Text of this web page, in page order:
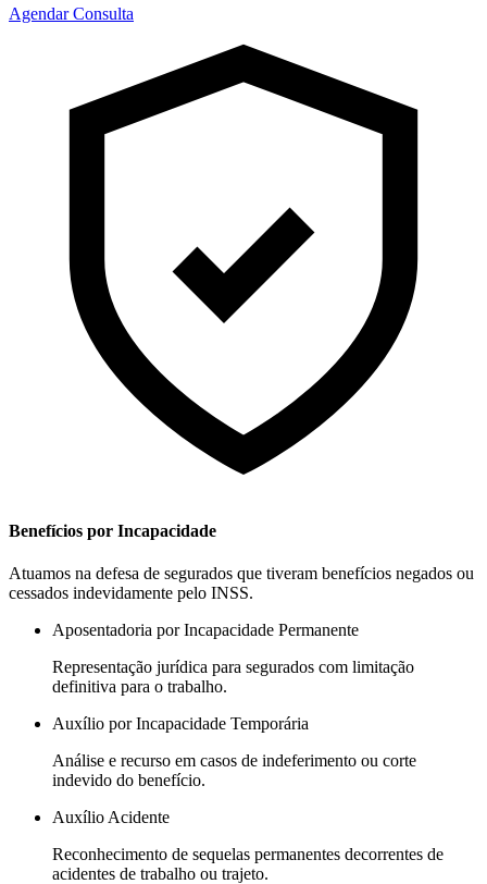
Agendar Consulta
Benefícios por Incapacidade
Atuamos na defesa de segurados que tiveram benefícios negados ou
cessados indevidamente pelo INSS.
Aposentadoria por Incapacidade Permanente
Representação jurídica para segurados com limitação
definitiva para o trabalho.
Auxílio por Incapacidade Temporária
Análise e recurso em casos de indeferimento ou corte
indevido do benefício.
Auxílio Acidente
Reconhecimento de sequelas permanentes decorrentes de
acidentes de trabalho ou trajeto.